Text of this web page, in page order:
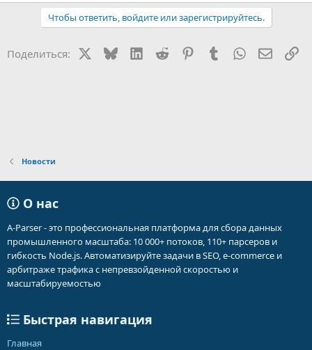
Чтобы ответить, войдите или зарегистрируйтесь.
Поделиться: BlueskyLinkedIn
Reddit PinterestTumblr WhatsApp
Новости
О нас
A-Parser - это профессиональная платформа для сбора данных
промышленного масштаба: 10 000+ потоков, 110+ парсеров и
гибкость Node.js. Автоматизируйте задачи в SEO, e-commerce и
арбитраже трафика с непревзойденной скоростью и
масштабируемостью
Быстрая навигация
Главная